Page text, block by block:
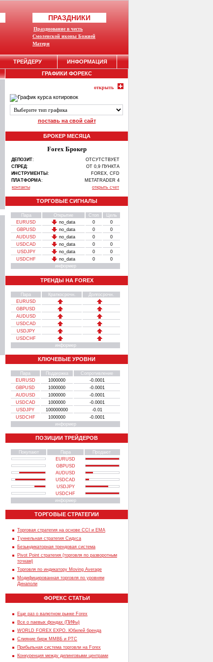
ГРАФИКИ ФОРЕКС
открыть
поставь на свой сайт
БРОКЕР МЕСЯЦА
Forex Брокер
ДЕПОЗИТ:
ОТСУТСТВУЕТ
СПРЕД:
ОТ 0,9 ПУНКТА
ИНСТРУМЕНТЫ :
FOREX, CFD
ПЛАТФОРМА:
METATRADER 4
контакты
открыть счет
ТОРГОВЫЕ СИГНАЛЫ
Пара Открытие Стоп
Цель
EURUSD
no_data 0
0
GBPUSD
no_data 0
0
AUDUSD
no_data 0
0
USDCAD
no_data 0
0
USDJPY
no_data 0
0
USDCHF
no_data 0
0
информер
ТРЕНДЫ НА FOREX
Пара Краткосрочн.
Долгосрочн.
EURUSD
GBPUSD
AUDUSD
USDCAD
USDJPY
USDCHF
информер
КЛЮЧЕВЫЕ УРОВНИ
Пара Поддержка
Сопротивление
EURUSD
1000000
-0.0001
GBPUSD
1000000
-0.0001
AUDUSD
1000000
-0.0001
USDCAD
1000000
-0.0001
USDJPY
100000000
-0.01
USDCHF
1000000
-0.0001
информер
ПОЗИЦИИ ТРЕЙДЕРОВ
Покупают Пара
Продают
EURUSD
GBPUSD
AUDUSD
USDCAD
USDJPY
USDCHF
информер
ТОРГОВЫЕ СТРАТЕГИИ
Торговая стратегия на основе CCI и EMA
Туннельная стратегия Сидуса
Безындикаторная трендовая система
Pivot Point стратегия (торговля по разворотным
точкам)
Торговля по индикатору Moving Average
Модифицированная торговля по уровням
Динаполи
ФОРЕКС СТАТЬИ
Еще раз о валютном рынке Forex
Все о паевых фондах (ПИФы)
WORLD FOREX EXPO. Юбилей бренда
Слияние бирж ММВБ и РТС
Прибыльная система торговли на Forex
Конкуренция между дилинговыми центрами
ПРАЗДНИКИ
Празднование в честь
Смоленской иконы Божией
Матери
ТРЕЙДЕРУ ИНФОРМАЦИЯ